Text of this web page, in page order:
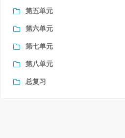
第五单元
第六单元
第七单元
第八单元
总复习